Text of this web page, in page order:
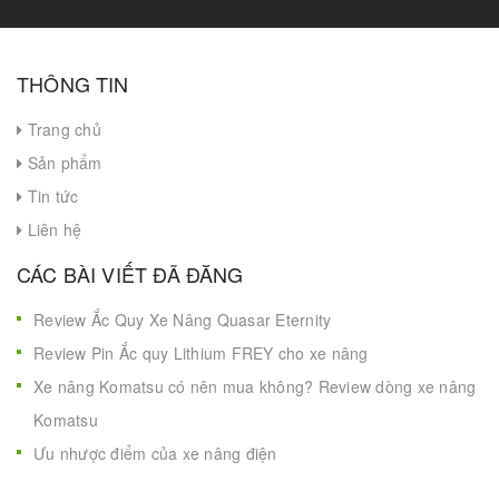
THÔNG TIN
Trang chủ
Sản phẩm
Tin tức
Liên hệ
CÁC BÀI VIẾT ĐÃ ĐĂNG
Review Ắc Quy Xe Nâng Quasar Eternity
Review Pin Ắc quy Lithium FREY cho xe nâng
Xe nâng Komatsu có nên mua không? Review dòng xe nâng
Komatsu
Ưu nhược điểm của xe nâng điện